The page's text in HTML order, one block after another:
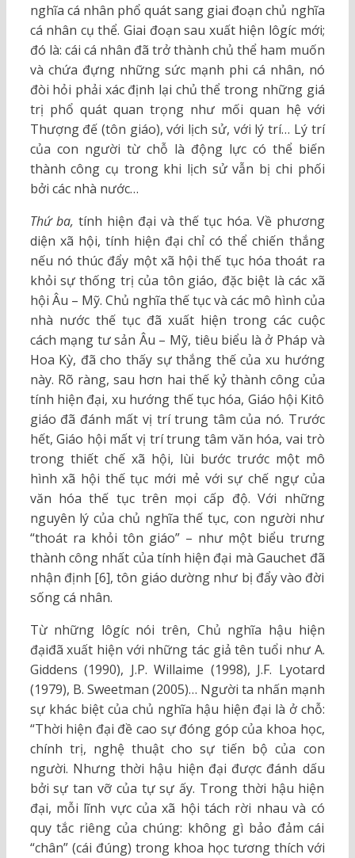
nghĩa cá nhân phổ quát sang giai đoạn chủ nghĩa
cá nhân cụ thể. Giai đoạn sau xuất hiện lôgíc mới;
đó là: cái cá nhân đã trở thành chủ thể ham muốn
và chứa đựng những sức mạnh phi cá nhân, nó
đòi hỏi phải xác định lại chủ thể trong những giá
trị phổ quát quan trọng như mối quan hệ với
Thượng đế (tôn giáo), với lịch sử, với lý trí… Lý trí
của con người từ chỗ là động lực có thể biến
thành công cụ trong khi lịch sử vẫn bị chi phối
bởi các nhà nước…
Thứ ba, tính hiện đại và thế tục hóa. Về phương
diện xã hội, tính hiện đại chỉ có thể chiến thắng
nếu nó thúc đẩy một xã hội thế tục hóa thoát ra
khỏi sự thống trị của tôn giáo, đặc biệt là các xã
hội Âu – Mỹ. Chủ nghĩa thế tục và các mô hình của
nhà nước thế tục đã xuất hiện trong các cuộc
cách mạng tư sản Âu – Mỹ, tiêu biểu là ở Pháp và
Hoa Kỳ, đã cho thấy sự thắng thế của xu hướng
này. Rõ ràng, sau hơn hai thế kỷ thành công của
tính hiện đại, xu hướng thế tục hóa, Giáo hội Kitô
giáo đã đánh mất vị trí trung tâm của nó. Trước
hết, Giáo hội mất vị trí trung tâm văn hóa, vai trò
trong thiết chế xã hội, lùi bước trước một mô
hình xã hội thế tục mới mẻ với sự chế ngự của
văn hóa thế tục trên mọi cấp độ. Với những
nguyên lý của chủ nghĩa thế tục, con người như
“thoát ra khỏi tôn giáo” – như một biểu trưng
thành công nhất của tính hiện đại mà Gauchet đã
nhận định [6], tôn giáo dường như bị đẩy vào đời
sống cá nhân.
Từ những lôgíc nói trên, Chủ nghĩa hậu hiện
đạiđã xuất hiện với những tác giả tên tuổi như A.
Giddens (1990), J.P. Willaime (1998), J.F. Lyotard
(1979), B. Sweetman (2005)… Người ta nhấn mạnh
sự khác biệt của chủ nghĩa hậu hiện đại là ở chỗ:
“Thời hiện đại đề cao sự đóng góp của khoa học,
chính trị, nghệ thuật cho sự tiến bộ của con
người. Nhưng thời hậu hiện đại được đánh dấu
bởi sự tan vỡ của tự sự ấy. Trong thời hậu hiện
đại, mỗi lĩnh vực của xã hội tách rời nhau và có
quy tắc riêng của chúng: không gì bảo đảm cái
“chân” (cái đúng) trong khoa học tương thích với